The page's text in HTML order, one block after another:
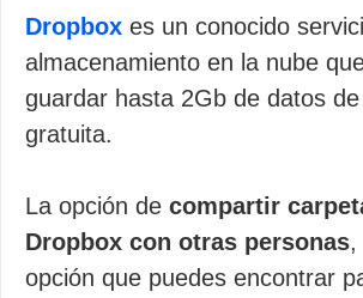
Dropbox es un conocido
almacenamiento en la nube
guardar hasta 2Gb de datos
gratuita.
La opción de compartir
Dropbox con otras personas,
opción que puedes encontrar